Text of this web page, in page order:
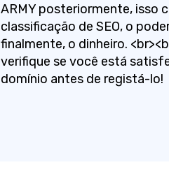
ARMY posteriormente, isso
classificação de SEO, o
finalmente, o dinheiro.
verifique se você está
domínio antes de registá-lo!